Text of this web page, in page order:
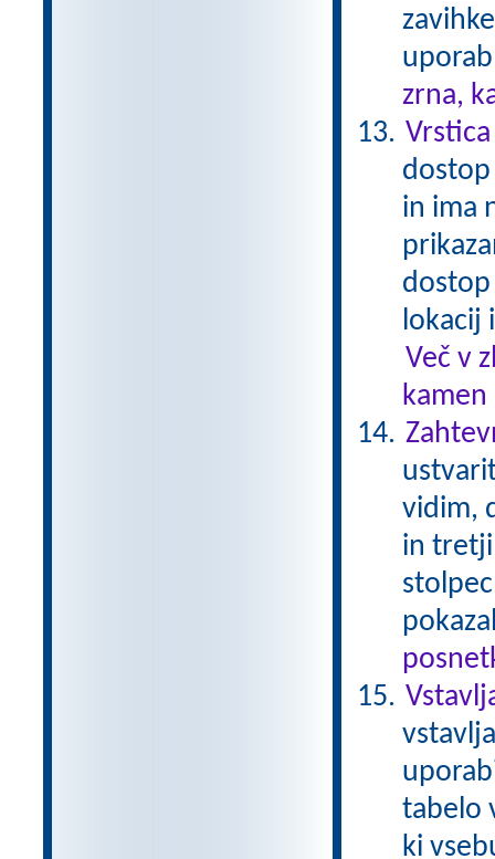
zrna,
in ima
lokacij
Več v
kamen
vidim,
in
tabelo
ki